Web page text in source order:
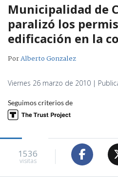
Municipalidad de
paralizó los
edificación en la
PorAlberto Gonzalez
Viernes 26 marzo de 2010 |
Seguimos criterios de
1536
visitas